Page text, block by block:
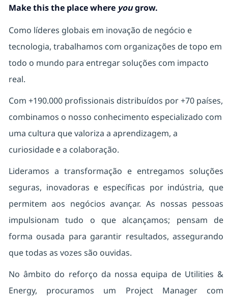
Make this the place where yougrow.
Como líderes globais em inovação de negócio e
tecnologia, trabalhamos com organizações de topo em
todo o mundo para entregar soluções com impacto
real.
Com +190.000 profissionais distribuídos por +70 países,
combinamos o nosso conhecimento especializado com
uma cultura que valoriza a aprendizagem, a
curiosidade e a colaboração.
Lideramos a transformação e entregamos soluções
seguras, inovadoras e específicas por indústria, que
permitem aos negócios avançar. As nossas pessoas
impulsionam tudo o que alcançamos; pensam de
forma ousada para garantir resultados, assegurando
que todas as vozes são ouvidas.
No âmbito do reforço da nossa equipa de Utilities &
Energy, procuramos um Project Manager com